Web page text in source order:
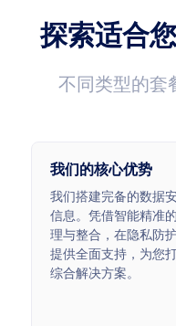
探索适合
不同类型的套
我们的核心优势
我们搭建完备的数据
信息。凭借智能精准
理与整合，在隐私防
提供全面支持，为您
综合解决方案。